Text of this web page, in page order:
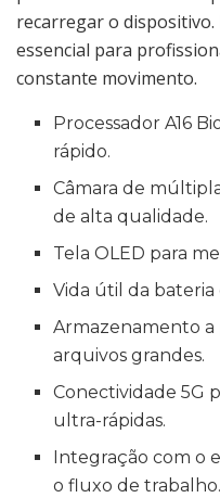
recarregar o
essencial para
constante movimento.
Processador A16
rápido.
Câmara de
de alta qualidade.
Tela OLED para
Vida útil da bateria
Armazenamento a
arquivos grandes.
Conectividade 5G
ultra-rápidas.
Integração com o
o fluxo de trabalho.